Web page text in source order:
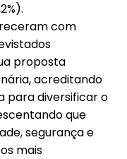
com
proposta
acreditando
para diversificar o
que
segurança e
mais